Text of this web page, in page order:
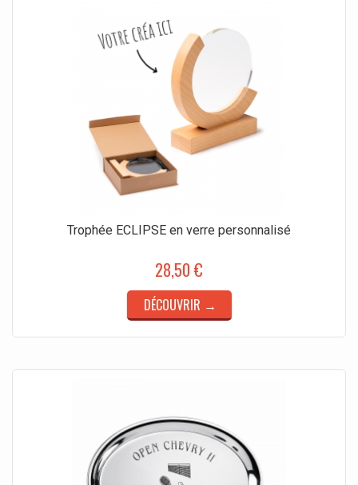
Trophée ECLIPSE en verre personnalisé
28,50 €
DÉCOUVRIR →